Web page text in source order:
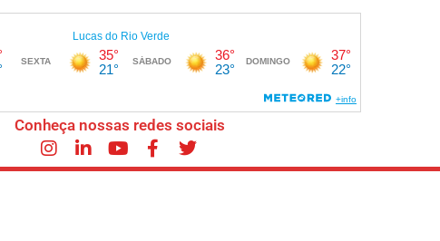
Conheça nossas redes sociais